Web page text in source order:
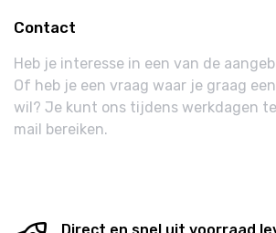
Contact
Heb je interesse in een van de
Of heb je een vraag waar je graag
wil? Je kunt ons tijdens werkdagen
mail bereiken.